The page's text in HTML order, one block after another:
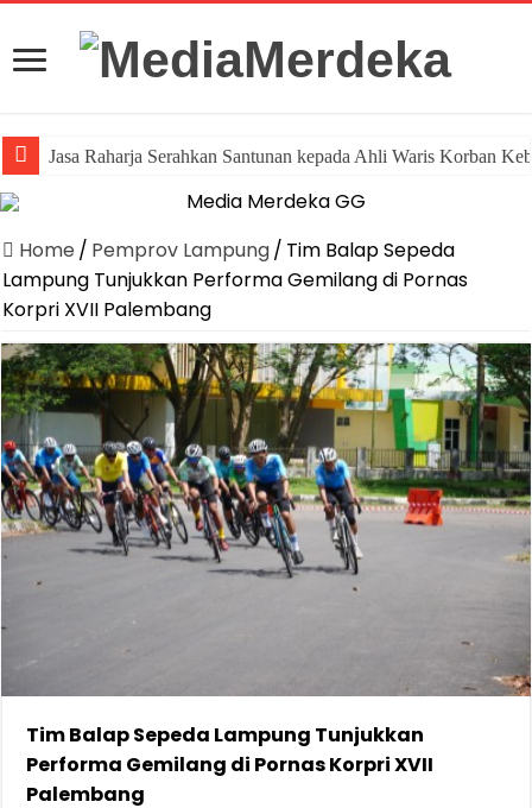
Jasa Raharja Serahkan Santunan kepada Ahli Waris Korban
Home / Pemprov Lampung/ Tim Balap Sepeda
Lampung Tunjukkan Performa Gemilang di Pornas
Korpri XVII Palembang
Tim Balap Sepeda Lampung Tunjukkan
Performa Gemilang di Pornas Korpri XVII
Palembang